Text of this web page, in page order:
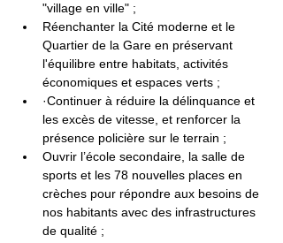
"village en ville" ;
Réenchanter la Cité moderne et le
Quartier de la Gare en préservant
l'équilibre entre habitats, activités
économiques et espaces verts ;
·Continuer à réduire la délinquance et
les excès de vitesse, et renforcer la
présence policière sur le terrain ;
Ouvrir l’école secondaire, la salle de
sports et les 78 nouvelles places en
crèches pour répondre aux besoins de
nos habitants avec des infrastructures
de qualité ;